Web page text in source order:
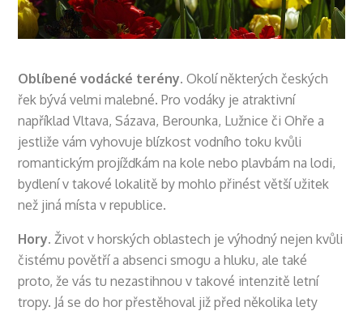
Oblíbené vodácké terény.Okolí některých českých
řek bývá velmi malebné. Pro vodáky je atraktivní
například Vltava, Sázava, Berounka, Lužnice či Ohře a
jestliže vám vyhovuje blízkost vodního toku kvůli
romantickým projížďkám na kole nebo plavbám na lodi,
bydlení v takové lokalitě by mohlo přinést větší užitek
než jiná místa v republice.
Hory.Život v horských oblastech je výhodný nejen kvůli
čistému povětří a absenci smogu a hluku, ale také
proto, že vás tu nezastihnou v takové intenzitě letní
tropy. Já se do hor přestěhoval již před několika lety